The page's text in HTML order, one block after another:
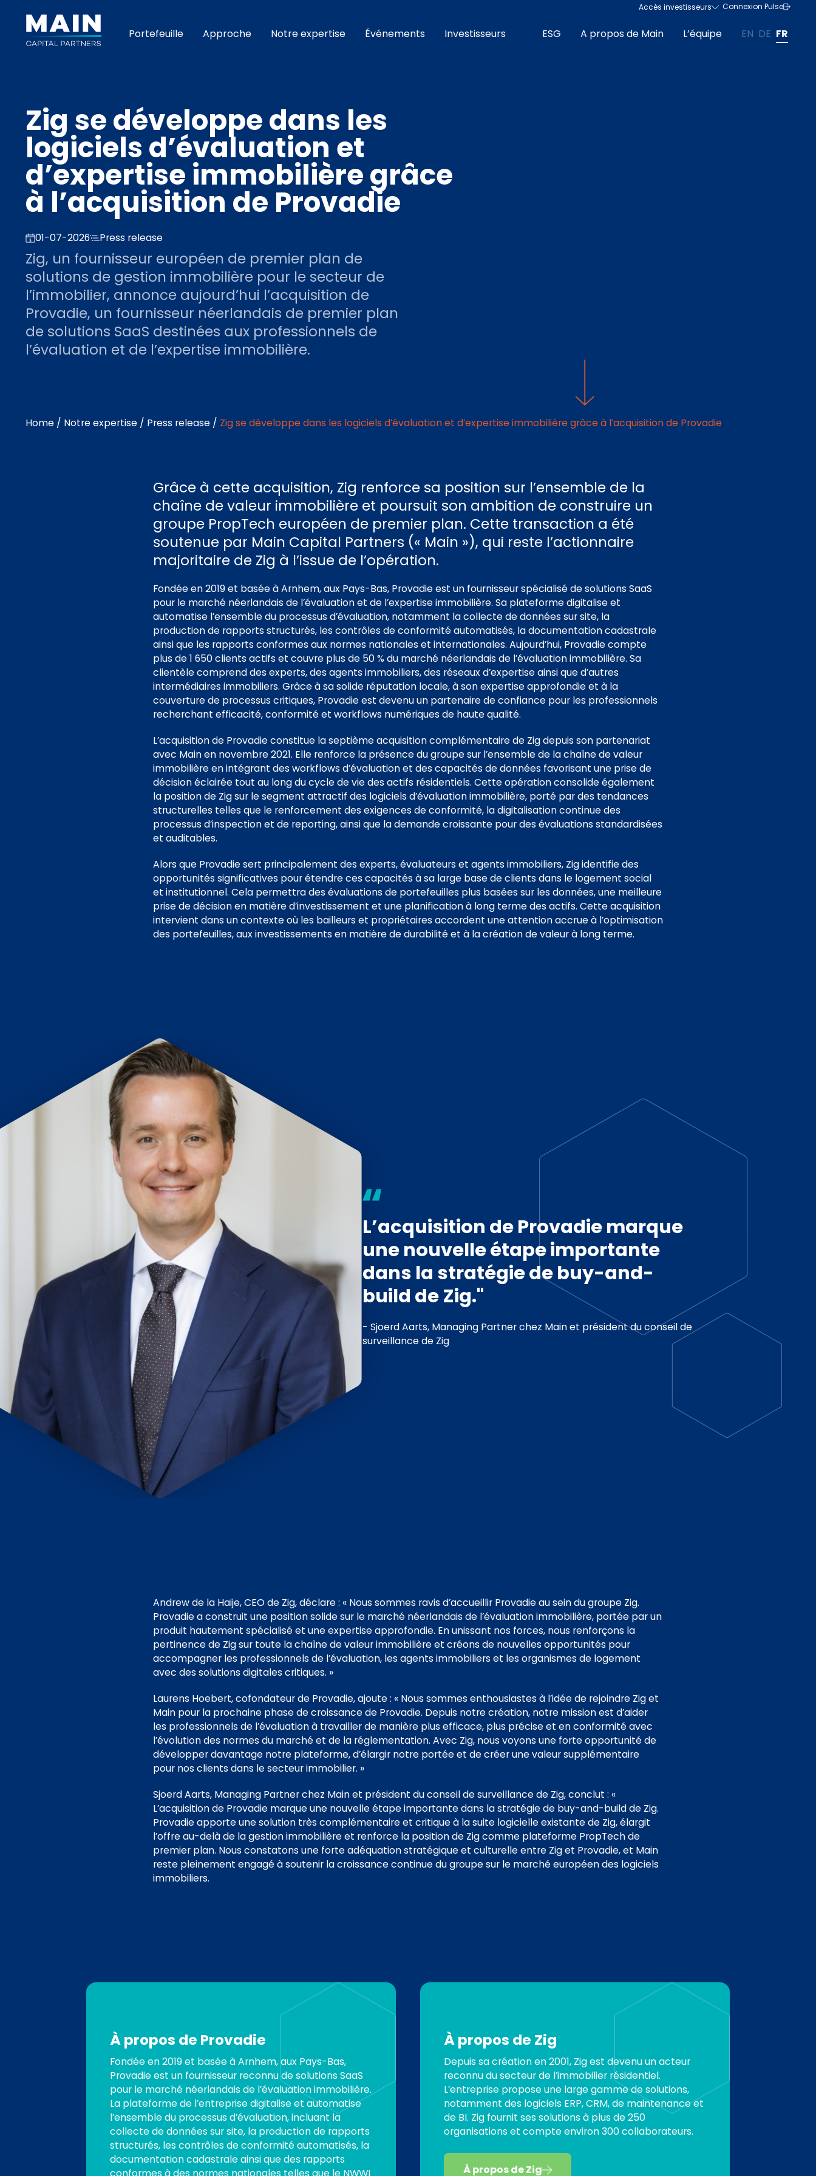
Accès investisseurs Connexion Pulse
Portefeuille Approche Notre expertise Événements Investisseurs ESG A propos de Main L’équipe EN DE FR
Zig se développe dans les
logiciels d’évaluation et
d’expertise immobilière grâce
à l’acquisition de Provadie
01-07-2026 Press release
Zig, un fournisseur européen de premier plan de
solutions de gestion immobilière pour le secteur de
l’immobilier, annonce aujourd’hui l’acquisition de
Provadie, un fournisseur néerlandais de premier plan
de solutions SaaS destinées aux professionnels de
l’évaluation et de l’expertise immobilière.
Home / Notre expertise / Press release / Zig se développe dans les logiciels d’évaluation et d’expertise immobilière grâce à l’acquisition de Provadie
Grâce à cette acquisition, Zig renforce sa position sur l’ensemble de la
chaîne de valeur immobilière et poursuit son ambition de construire un
groupe PropTech européen de premier plan. Cette transaction a été
soutenue par Main Capital Partners (« Main »), qui reste l’actionnaire
majoritaire de Zig à l’issue de l’opération.
Fondée en 2019 et basée à Arnhem, aux Pays-Bas, Provadie est un fournisseur spécialisé de solutions SaaS
pour le marché néerlandais de l’évaluation et de l’expertise immobilière. Sa plateforme digitalise et
automatise l’ensemble du processus d’évaluation, notamment la collecte de données sur site, la
production de rapports structurés, les contrôles de conformité automatisés, la documentation cadastrale
ainsi que les rapports conformes aux normes nationales et internationales. Aujourd’hui, Provadie compte
plus de 1 650 clients actifs et couvre plus de 50 % du marché néerlandais de l’évaluation immobilière. Sa
clientèle comprend des experts, des agents immobiliers, des réseaux d’expertise ainsi que d’autres
intermédiaires immobiliers. Grâce à sa solide réputation locale, à son expertise approfondie et à la
couverture de processus critiques, Provadie est devenu un partenaire de confiance pour les professionnels
recherchant efficacité, conformité et workflows numériques de haute qualité.
L’acquisition de Provadie constitue la septième acquisition complémentaire de Zig depuis son partenariat
avec Main en novembre 2021. Elle renforce la présence du groupe sur l’ensemble de la chaîne de valeur
immobilière en intégrant des workflows d’évaluation et des capacités de données favorisant une prise de
décision éclairée tout au long du cycle de vie des actifs résidentiels. Cette opération consolide également
la position de Zig sur le segment attractif des logiciels d’évaluation immobilière, porté par des tendances
structurelles telles que le renforcement des exigences de conformité, la digitalisation continue des
processus d’inspection et de reporting, ainsi que la demande croissante pour des évaluations standardisées
et auditables.
Alors que Provadie sert principalement des experts, évaluateurs et agents immobiliers, Zig identifie des
opportunités significatives pour étendre ces capacités à sa large base de clients dans le logement social
et institutionnel. Cela permettra des évaluations de portefeuilles plus basées sur les données, une meilleure
prise de décision en matière d’investissement et une planification à long terme des actifs. Cette acquisition
intervient dans un contexte où les bailleurs et propriétaires accordent une attention accrue à l’optimisation
des portefeuilles, aux investissements en matière de durabilité et à la création de valeur à long terme.
L’acquisition de Provadie marque
une nouvelle étape importante
dans la stratégie de buy-and-
build de Zig."
- Sjoerd Aarts, Managing Partner chez Main et président du conseil de
surveillance de Zig
Andrew de la Haije, CEO de Zig, déclare : « Nous sommes ravis d’accueillir Provadie au sein du groupe Zig.
Provadie a construit une position solide sur le marché néerlandais de l’évaluation immobilière, portée par un
produit hautement spécialisé et une expertise approfondie. En unissant nos forces, nous renforçons la
pertinence de Zig sur toute la chaîne de valeur immobilière et créons de nouvelles opportunités pour
accompagner les professionnels de l’évaluation, les agents immobiliers et les organismes de logement
avec des solutions digitales critiques. »
Laurens Hoebert, cofondateur de Provadie, ajoute : « Nous sommes enthousiastes à l’idée de rejoindre Zig et
Main pour la prochaine phase de croissance de Provadie. Depuis notre création, notre mission est d’aider
les professionnels de l’évaluation à travailler de manière plus efficace, plus précise et en conformité avec
l’évolution des normes du marché et de la réglementation. Avec Zig, nous voyons une forte opportunité de
développer davantage notre plateforme, d’élargir notre portée et de créer une valeur supplémentaire
pour nos clients dans le secteur immobilier. »
Sjoerd Aarts, Managing Partner chez Main et président du conseil de surveillance de Zig, conclut : «
L’acquisition de Provadie marque une nouvelle étape importante dans la stratégie de buy-and-build de Zig.
Provadie apporte une solution très complémentaire et critique à la suite logicielle existante de Zig, élargit
l’offre au-delà de la gestion immobilière et renforce la position de Zig comme plateforme PropTech de
premier plan. Nous constatons une forte adéquation stratégique et culturelle entre Zig et Provadie, et Main
reste pleinement engagé à soutenir la croissance continue du groupe sur le marché européen des logiciels
immobiliers.
À propos de Provadie
Fondée en 2019 et basée à Arnhem, aux Pays-Bas,
Provadie est un fournisseur reconnu de solutions SaaS
pour le marché néerlandais de l’évaluation immobilière.
La plateforme de l’entreprise digitalise et automatise
l’ensemble du processus d’évaluation, incluant la
collecte de données sur site, la production de rapports
structurés, les contrôles de conformité automatisés, la
documentation cadastrale ainsi que des rapports
À propos de Zig
Depuis sa création en 2001, Zig est devenu un acteur
reconnu du secteur de l’immobilier résidentiel.
L’entreprise propose une large gamme de solutions,
notamment des logiciels ERP, CRM, de maintenance et
de BI. Zig fournit ses solutions à plus de 250
organisations et compte environ 300 collaborateurs.
À propos de Zig